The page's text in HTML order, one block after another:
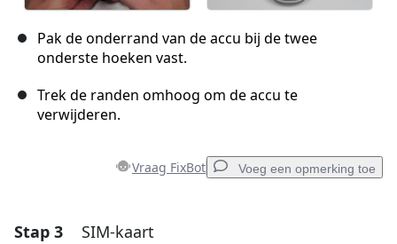
Pak de onderrand van de accu bij de twee
onderste hoeken vast.
Trek de randen omhoog om de accu te
verwijderen.
Vraag FixBot Voeg een opmerking toe
Voeg een opmerking toe
Stap 3 SIM-kaart